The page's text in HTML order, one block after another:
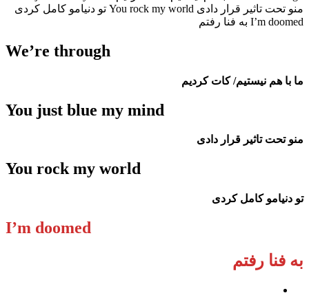
منو تحت تاثیر قرار دادی You rock my world تو دنیامو کامل کردی
I’m doomed به فنا رفتم
We’re through
ما با هم نیستیم/ کات کردیم
You just blue my mind
منو تحت تاثیر قرار دادی
You rock my world
تو دنیامو کامل کردی
I’m doomed
به فنا رفتم